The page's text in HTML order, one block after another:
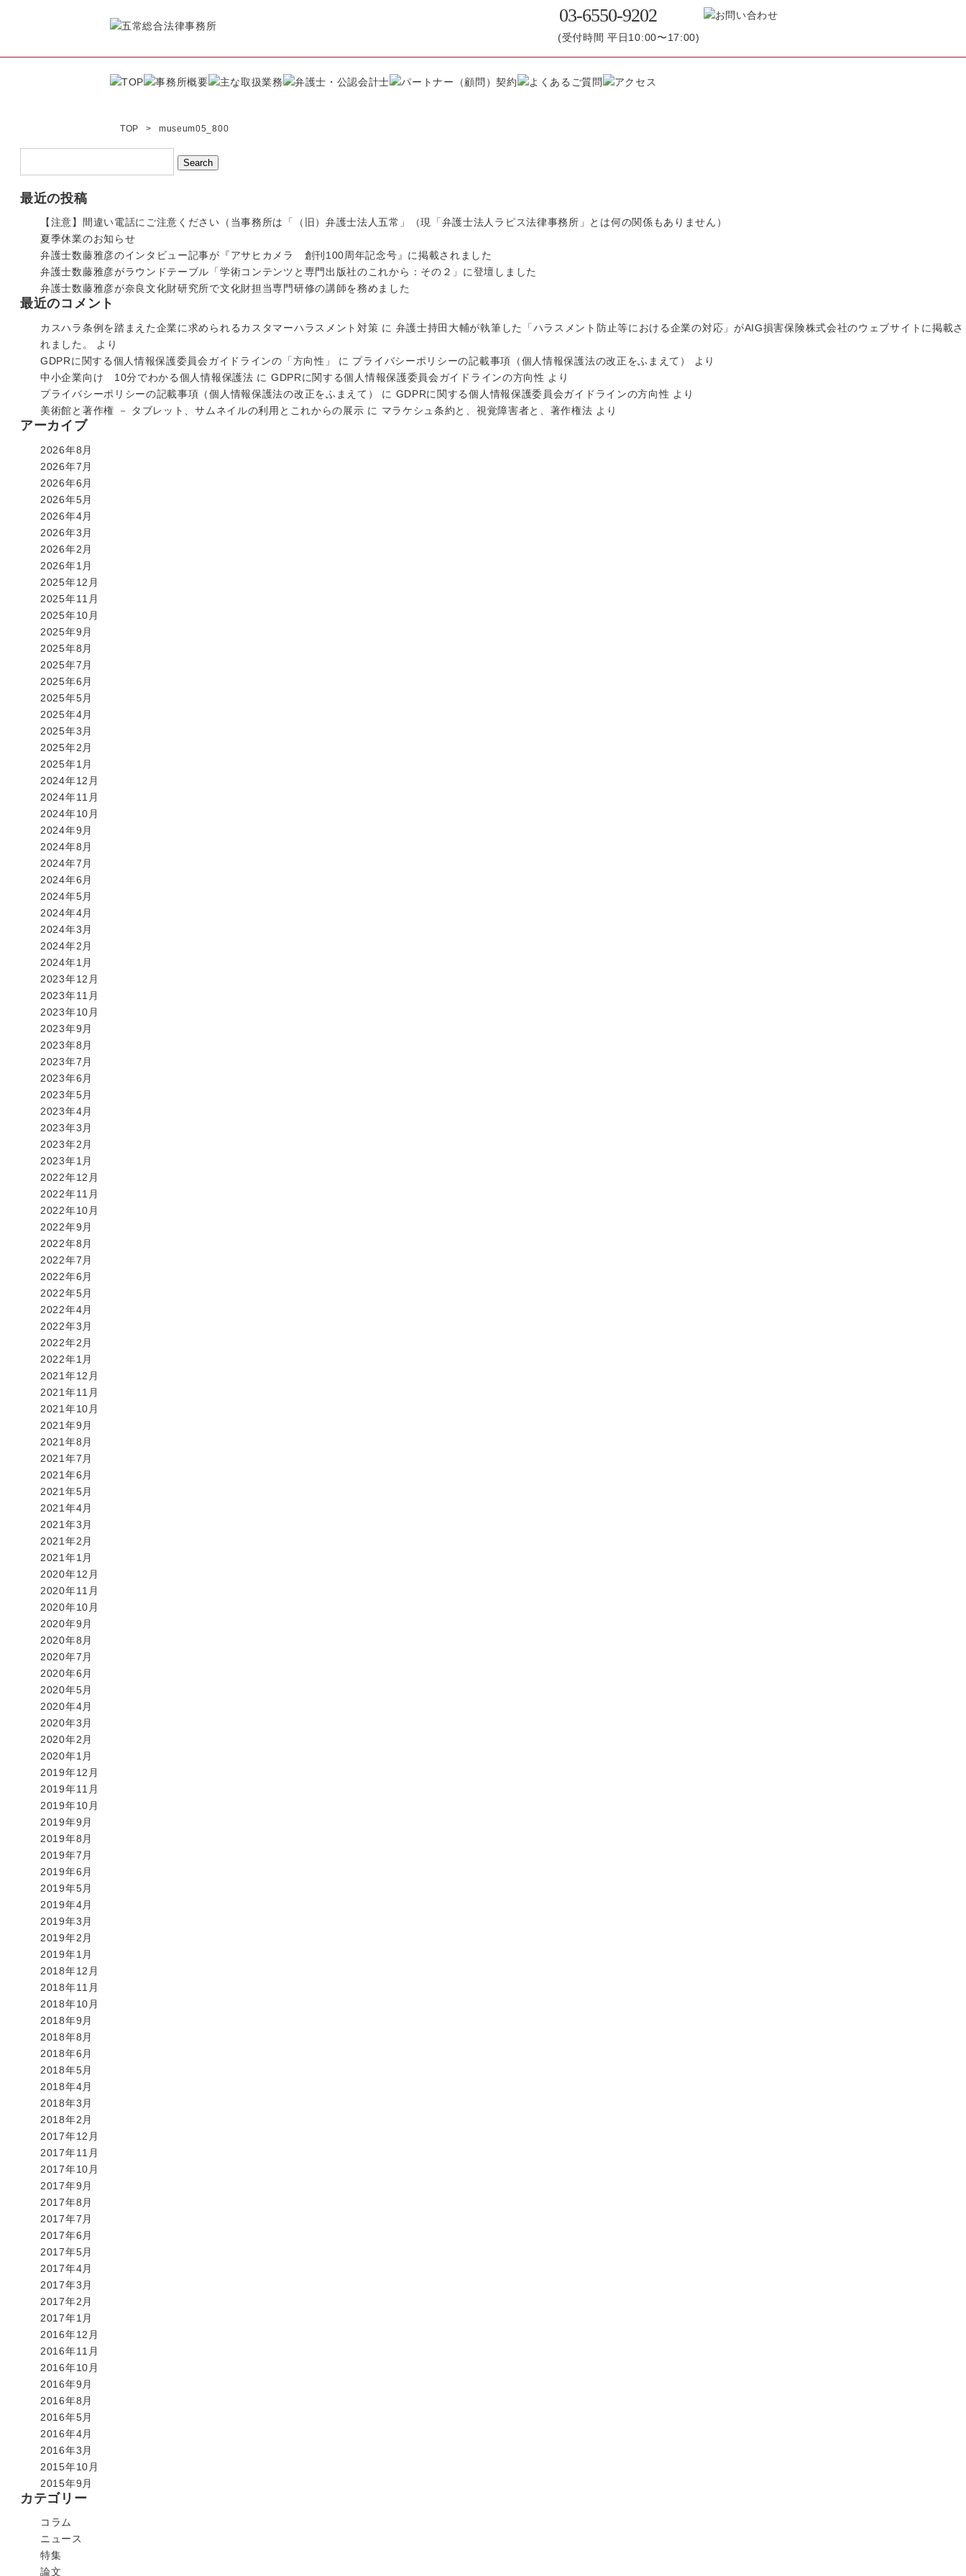
03-6550-9202
(受付時間 平日10:00〜17:00)
TOP museum05_800
最近の投稿
【注意】間違い電話にご注意ください（当事務所は「（旧）弁護士法人五常」（現「弁護士法人ラピス法律事務所」とは何の関係もありません）
夏季休業のお知らせ
弁護士数藤雅彦のインタビュー記事が『アサヒカメラ 創刊100周年記念号』に掲載されました
弁護士数藤雅彦がラウンドテーブル「学術コンテンツと専門出版社のこれから：その２」に登壇しました
弁護士数藤雅彦が奈良文化財研究所で文化財担当専門研修の講師を務めました
最近のコメント
カスハラ条例を踏まえた企業に求められるカスタマーハラスメント対策 に 弁護士持田大輔が執筆した「ハラスメント防止等における企業の対応」がAIG損害保険株式会社のウェブサイトに掲載さ
れました。
より
GDPRに関する個人情報保護委員会ガイドラインの「方向性」
に プライバシーポリシーの記載事項（個人情報保護法の改正をふまえて）
より
中小企業向け 10分でわかる個人情報保護法 に GDPRに関する個人情報保護委員会ガイドラインの方向性 より
プライバシーポリシーの記載事項（個人情報保護法の改正をふまえて）
に GDPRに関する個人情報保護委員会ガイドラインの方向性 より
美術館と著作権 － タブレット、サムネイルの利用とこれからの展示 に マラケシュ条約と、視覚障害者と、著作権法 より
アーカイブ
2026年8月
2026年7月
2026年6月
2026年5月
2026年4月
2026年3月
2026年2月
2026年1月
2025年12月
2025年11月
2025年10月
2025年9月
2025年8月
2025年7月
2025年6月
2025年5月
2025年4月
2025年3月
2025年2月
2025年1月
2024年12月
2024年11月
2024年10月
2024年9月
2024年8月
2024年7月
2024年6月
2024年5月
2024年4月
2024年3月
2024年2月
2024年1月
2023年12月
2023年11月
2023年10月
2023年9月
2023年8月
2023年7月
2023年6月
2023年5月
2023年4月
2023年3月
2023年2月
2023年1月
2022年12月
2022年11月
2022年10月
2022年9月
2022年8月
2022年7月
2022年6月
2022年5月
2022年4月
2022年3月
2022年2月
2022年1月
2021年12月
2021年11月
2021年10月
2021年9月
2021年8月
2021年7月
2021年6月
2021年5月
2021年4月
2021年3月
2021年2月
2021年1月
2020年12月
2020年11月
2020年10月
2020年9月
2020年8月
2020年7月
2020年6月
2020年5月
2020年4月
2020年3月
2020年2月
2020年1月
2019年12月
2019年11月
2019年10月
2019年9月
2019年8月
2019年7月
2019年6月
2019年5月
2019年4月
2019年3月
2019年2月
2019年1月
2018年12月
2018年11月
2018年10月
2018年9月
2018年8月
2018年6月
2018年5月
2018年4月
2018年3月
2018年2月
2017年12月
2017年11月
2017年10月
2017年9月
2017年8月
2017年7月
2017年6月
2017年5月
2017年4月
2017年3月
2017年2月
2017年1月
2016年12月
2016年11月
2016年10月
2016年9月
2016年8月
2016年5月
2016年4月
2016年3月
2015年10月
2015年9月
カテゴリー
コラム
ニュース
特集
論文